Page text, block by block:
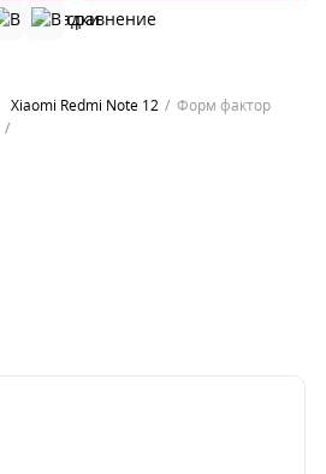
Xiaomi Redmi Note 12
Форм фактор